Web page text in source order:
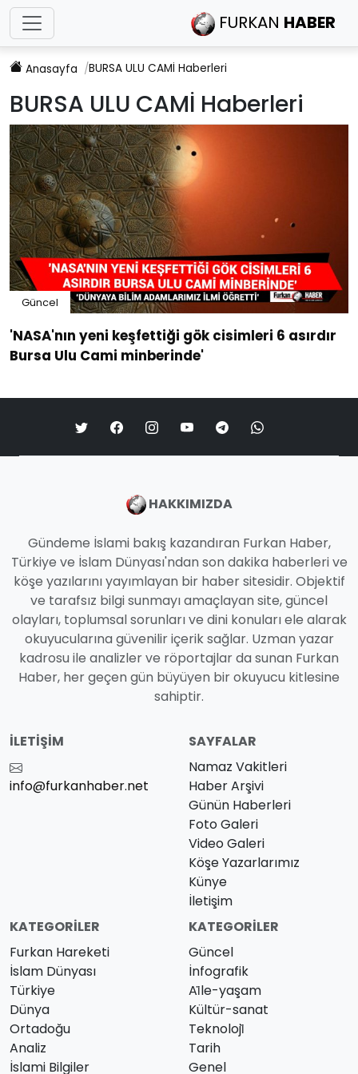
FURKAN HABER
Anasayfa BURSA ULU CAMİ Haberleri
BURSA ULU CAMİ Haberleri
Güncel
'NASA'nın yeni keşfettiği gök cisimleri 6 asırdır
Bursa Ulu Cami minberinde'
HAKKIMIZDA
Gündeme İslami bakış kazandıran Furkan Haber,
Türkiye ve İslam Dünyası'ndan son dakika haberleri ve
köşe yazılarını yayımlayan bir haber sitesidir. Objektif
ve tarafsız bilgi sunmayı amaçlayan site, güncel
olayları, toplumsal sorunları ve dini konuları ele alarak
okuyucularına güvenilir içerik sağlar. Uzman yazar
kadrosu ile analizler ve röportajlar da sunan Furkan
Haber, her geçen gün büyüyen bir okuyucu kitlesine
sahiptir.
İLETIŞIM
info@furkanhaber.net
SAYFALAR
Namaz Vakitleri
Haber Arşivi
Günün Haberleri
Foto Galeri
Video Galeri
Köşe Yazarlarımız
Künye
İletişim
KATEGORILER
Furkan Hareketi
İslam Dünyası
Türkiye
Dünya
Ortadoğu
Analiz
İslami Bilgiler
KATEGORILER
Güncel
İnfografik
Ai̇le-yaşam
Kültür-sanat
Teknoloji̇
Tarih
Genel